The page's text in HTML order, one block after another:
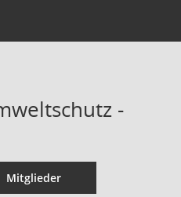
-
Mitglieder